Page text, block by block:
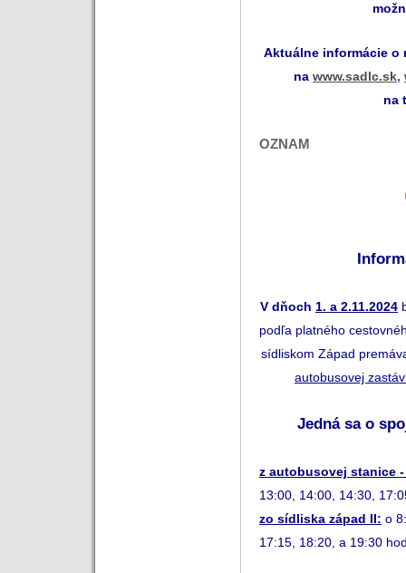
Aktuálne informácie o
na www.sadlc.sk,
na
OZNAM
Inform
V dňoch 1. a 2.11.2024
podľa platného
sídliskom Západ
autobusovej
Jedná sa o
z autobusovej stanice
13:00, 14:00, 14:30,
zo sídliska západ II: o
17:15, 18:20, a 19:30